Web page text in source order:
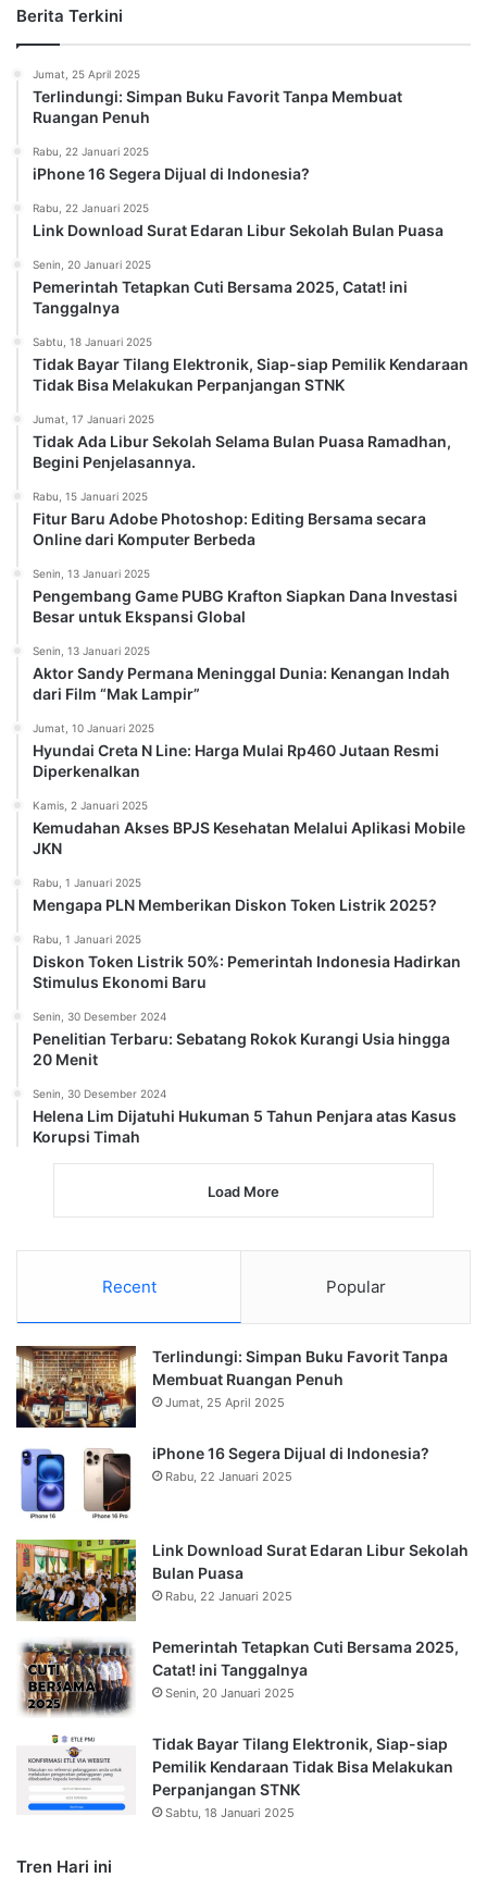
Berita Terkini
Jumat, 25 April 2025
Terlindungi: Simpan Buku Favorit Tanpa Membuat
Ruangan Penuh
Rabu, 22 Januari 2025
iPhone 16 Segera Dijual di Indonesia?
Rabu, 22 Januari 2025
Link Download Surat Edaran Libur Sekolah Bulan Puasa
Senin, 20 Januari 2025
Pemerintah Tetapkan Cuti Bersama 2025, Catat! ini
Tanggalnya
Sabtu, 18 Januari 2025
Tidak Bayar Tilang Elektronik, Siap-siap Pemilik Kendaraan
Tidak Bisa Melakukan Perpanjangan STNK
Jumat, 17 Januari 2025
Tidak Ada Libur Sekolah Selama Bulan Puasa Ramadhan,
Begini Penjelasannya.
Rabu, 15 Januari 2025
Fitur Baru Adobe Photoshop: Editing Bersama secara
Online dari Komputer Berbeda
Senin, 13 Januari 2025
Pengembang Game PUBG Krafton Siapkan Dana Investasi
Besar untuk Ekspansi Global
Senin, 13 Januari 2025
Aktor Sandy Permana Meninggal Dunia: Kenangan Indah
dari Film “Mak Lampir”
Jumat, 10 Januari 2025
Hyundai Creta N Line: Harga Mulai Rp460 Jutaan Resmi
Diperkenalkan
Kamis, 2 Januari 2025
Kemudahan Akses BPJS Kesehatan Melalui Aplikasi Mobile
JKN
Rabu, 1 Januari 2025
Mengapa PLN Memberikan Diskon Token Listrik 2025?
Rabu, 1 Januari 2025
Diskon Token Listrik 50%: Pemerintah Indonesia Hadirkan
Stimulus Ekonomi Baru
Senin, 30 Desember 2024
Penelitian Terbaru: Sebatang Rokok Kurangi Usia hingga
20 Menit
Senin, 30 Desember 2024
Helena Lim Dijatuhi Hukuman 5 Tahun Penjara atas Kasus
Korupsi Timah
Load More
Recent Popular
Terlindungi: Simpan Buku Favorit Tanpa
Membuat Ruangan Penuh
Jumat, 25 April 2025
iPhone 16 Segera Dijual di Indonesia?
Rabu, 22 Januari 2025
Link Download Surat Edaran Libur Sekolah
Bulan Puasa
Rabu, 22 Januari 2025
Pemerintah Tetapkan Cuti Bersama 2025,
Catat! ini Tanggalnya
Senin, 20 Januari 2025
Tidak Bayar Tilang Elektronik, Siap-siap
Pemilik Kendaraan Tidak Bisa Melakukan
Perpanjangan STNK
Sabtu, 18 Januari 2025
Tren Hari ini